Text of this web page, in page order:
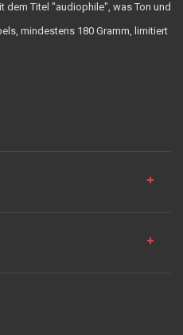
dem Titel "audiophile", was Ton und
mindestens 180 Gramm, limitiert